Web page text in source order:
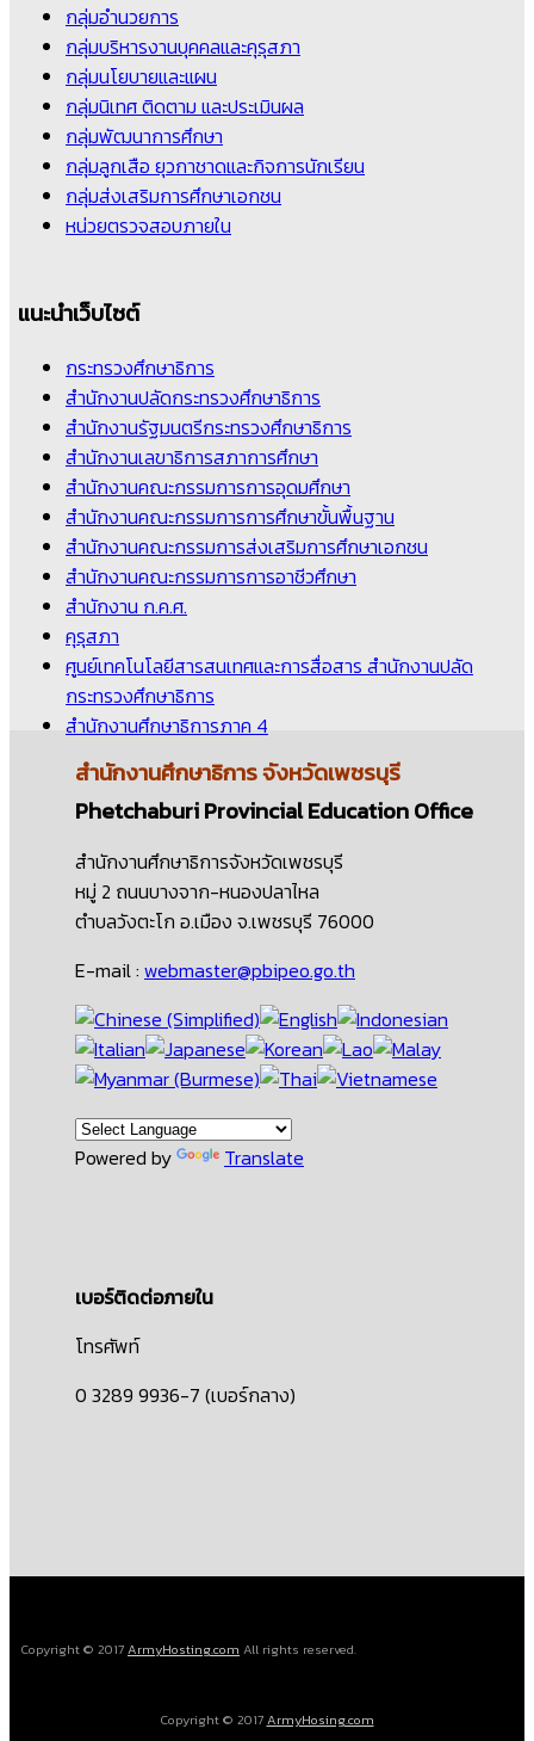
กลุ่มอำนวยการ
กลุ่มบริหารงานบุคคลและคุรุสภา
กลุ่มนโยบายและแผน
กลุ่มนิเทศ ติดตาม และประเมินผล
กลุ่มพัฒนาการศึกษา
กลุ่มลูกเสือ ยุวกาชาดและกิจการนักเรียน
กลุ่มส่งเสริมการศึกษาเอกชน
หน่วยตรวจสอบภายใน
แนะนำเว็บไซต์
กระทรวงศึกษาธิการ
สำนักงานปลัดกระทรวงศึกษาธิการ
สำนักงานรัฐมนตรีกระทรวงศึกษาธิการ
สำนักงานเลขาธิการสภาการศึกษา
สำนักงานคณะกรรมการการอุดมศึกษา
สำนักงานคณะกรรมการการศึกษาขั้นพื้นฐาน
สำนักงานคณะกรรมการส่งเสริมการศึกษาเอกชน
สำนักงานคณะกรรมการการอาชีวศึกษา
สำนักงาน ก.ค.ศ.
คุรุสภา
ศูนย์เทคโนโลยีสารสนเทศและการสื่อสาร สำนักงานปลัด
กระทรวงศึกษาธิการ
สำนักงานศึกษาธิการภาค 4
สำนักงานศึกษาธิการจังหวัดเพชรบุรี
Phetchaburi Provincial Education Office
สำนักงานศึกษาธิการจังหวัดเพชรบุรี
หมู่ 2 ถนนบางจาก-หนองปลาไหล
ตำบลวังตะโก อ.เมือง จ.เพชรบุรี 76000
E-mail : webmaster@pbipeo.go.th
Powered by Translate
เบอร์ติดต่อภายใน
โทรศัพท์
0 3289 9936-7 (เบอร์กลาง)
Copyright © 2017ArmyHosting.com All rights reserved.
Copyright © 2017ArmyHosing.com